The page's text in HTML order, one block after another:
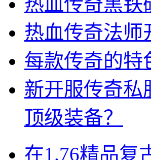
热血传奇法师
每款传奇的特
新开服传奇私
顶级装备？
在1.76精品复